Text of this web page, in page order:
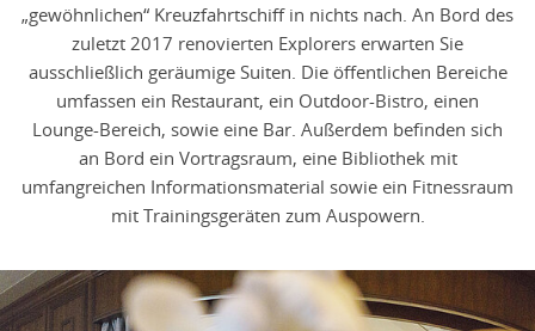
„gewöhnlichen“ Kreuzfahrtschiff in nichts nach. An Bord des
zuletzt 2017 renovierten Explorers erwarten Sie
ausschließlich geräumige Suiten. Die öffentlichen Bereiche
umfassen ein Restaurant, ein Outdoor-Bistro, einen
Lounge-Bereich, sowie eine Bar. Außerdem befinden sich
an Bord ein Vortragsraum, eine Bibliothek mit
umfangreichen Informationsmaterial sowie ein Fitnessraum
mit Trainingsgeräten zum Auspowern.